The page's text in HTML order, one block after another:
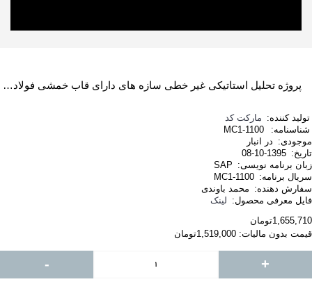
پروژه تحلیل استاتیکی غیر خطی سازه های دارای قاب خمشی فولادی به کمک نرم افزار SAP2000
تولید کننده: مارکت کد
شناسنامه:
MC1-1100
موجودی: در انبار
تاریخ: 1395-10-08
زبان برنامه نویسی: SAP
سریال برنامه: MC1-1100
سفارش دهنده: محمد باوندی
فایل معرفی محصول: لینک
1,655,710تومان
قیمت بدون مالیات: 1,519,000تومان
- +